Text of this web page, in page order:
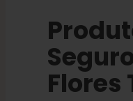
Flores